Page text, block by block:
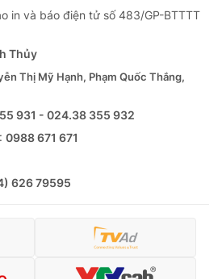
in và báo điện tử số 483/GP-BTTTT
Thủy
Thị Mỹ Hạnh, Phạm Quốc Thắng,
931 - 024.38 355 932
0988 671 671
626 79595